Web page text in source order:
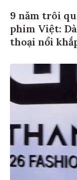
9 năm trôi
phim Việt:
thoại nổi